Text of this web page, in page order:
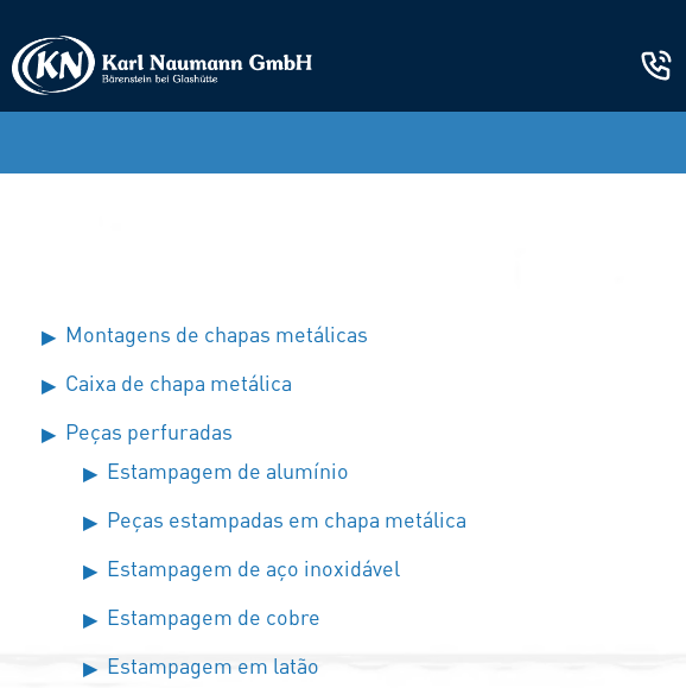
Montagens de chapas metálicas
Caixa de chapa metálica
Peças perfuradas
Estampagem de alumínio
Peças estampadas em chapa metálica
Estampagem de aço inoxidável
Estampagem de cobre
Estampagem em latão